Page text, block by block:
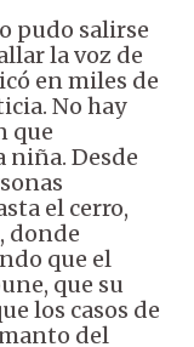
pudo salirse
la voz de
en miles de
No hay
que
niña. Desde
el cerro,
donde
que el
que su
los casos de
del